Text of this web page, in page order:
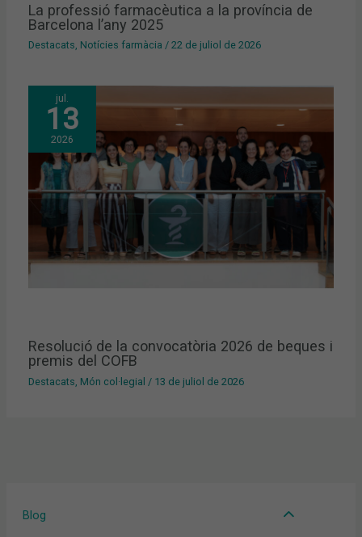
Blog
La professió farmacèutica a la província de
Barcelona l’any 2025
Destacats, Notícies farmàcia /22 de juliol de 2026
jul.
13
2026
Resolució de la convocatòria 2026 de beques i
premis del COFB
Destacats Món col·legial / 13 de juliol de 2026